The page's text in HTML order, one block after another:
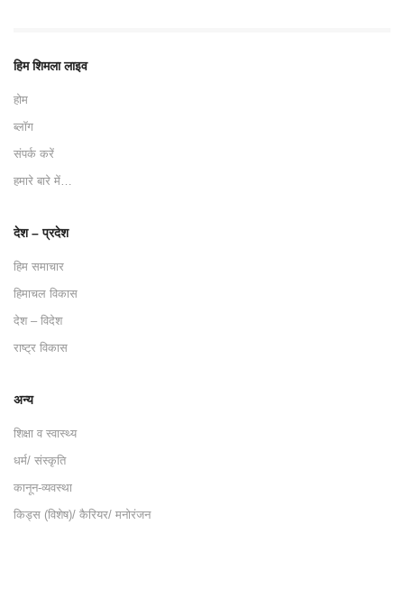
हिम शिमला लाइव
होम
ब्लॉग
संपर्क करें
हमारे बारे में…
देश – प्रदेश
हिम समाचार
हिमाचल विकास
देश – विदेश
राष्ट्र विकास
अन्य
शिक्षा व स्वास्थ्य
धर्म/ संस्कृति
कानून-व्यवस्था
किड्स (विशेष)/ कैरियर/ मनोरंजन